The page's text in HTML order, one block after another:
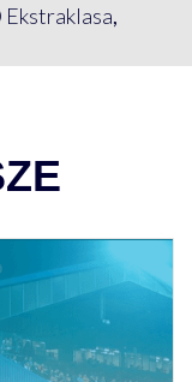
Ekstraklasa,